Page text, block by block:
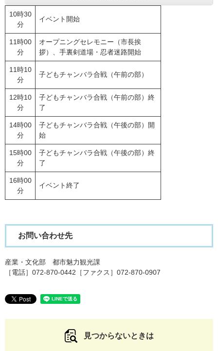
10時30
分
イベント開始
11時00
分
オープニングセレモニー（市長挨
拶）、手裏剣道場・忍者迷路開始
11時10
分
子どもチャンバラ合戦（午前の部）
12時10
分
子どもチャンバラ合戦（午前の部）終
了
14時00
分
子どもチャンバラ合戦（午後の部）開
始
15時00
分
子どもチャンバラ合戦（午後の部）終
了
16時00
分
イベント終了
お問い合わせ先
産業・文化部 都市魅力観光課
［電話］072-870-0442［ファクス］072-870-0907
見つからないときは